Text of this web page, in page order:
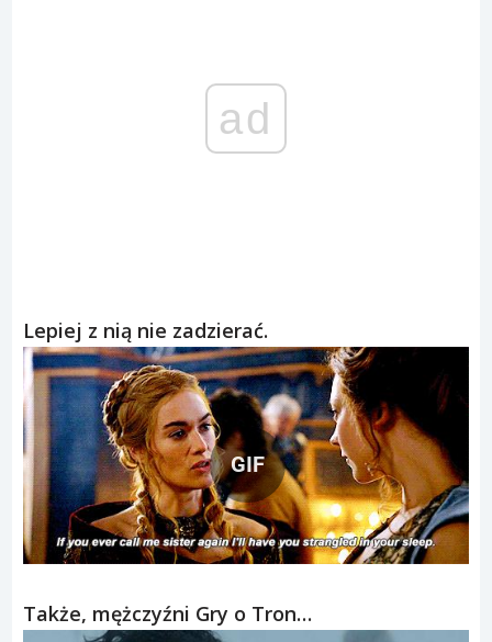
ad
Lepiej z nią nie zadzierać.
GIF
Także, mężczyźni Gry o Tron…